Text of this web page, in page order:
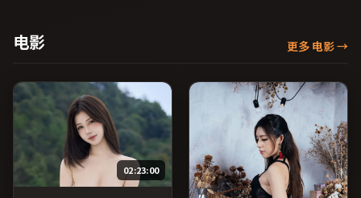
1月18日于韩国地区院线首
映，网络平台同步更新片
产影视资源大全免费条目索
引，支持片名与演员交叉检
索。）
电影 更多 电影→
02:23:00